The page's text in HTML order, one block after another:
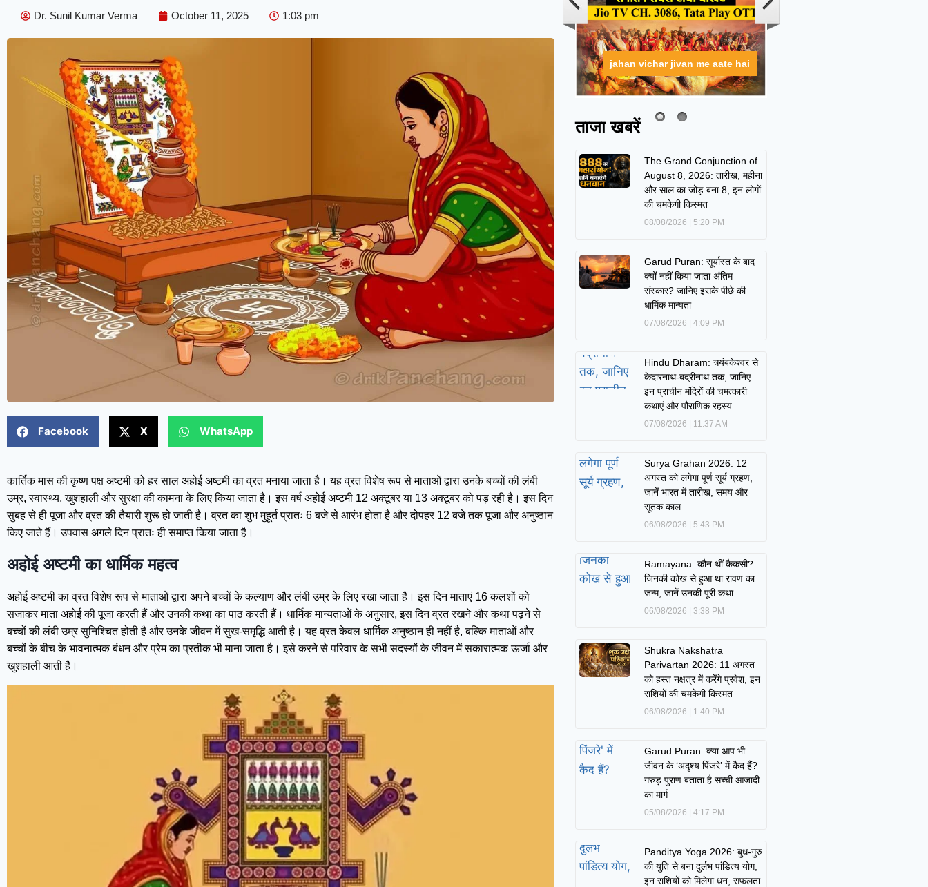
Dr. Sunil Kumar Verma October 11, 2025 1:03 pm
Facebook X WhatsApp
कार्तिक मास की कृष्ण पक्ष अष्टमी को हर साल अहोई अष्टमी का व्रत मनाया जाता है। यह व्रत विशेष रूप से माताओं द्वारा उनके बच्चों की लंबी
उम्र, स्वास्थ्य, खुशहाली और सुरक्षा की कामना के लिए किया जाता है। इस वर्ष अहोई अष्टमी 12 अक्टूबर या 13 अक्टूबर को पड़ रही है। इस दिन
सुबह से ही पूजा और व्रत की तैयारी शुरू हो जाती है। व्रत का शुभ मुहूर्त प्रातः 6 बजे से आरंभ होता है और दोपहर 12 बजे तक पूजा और अनुष्ठान
किए जाते हैं। उपवास अगले दिन प्रातः ही समाप्त किया जाता है।
अहोई अष्टमी का धार्मिक महत्व
अहोई अष्टमी का व्रत विशेष रूप से माताओं द्वारा अपने बच्चों के कल्याण और लंबी उम्र के लिए रखा जाता है। इस दिन माताएं 16 कलशों को
सजाकर माता अहोई की पूजा करती हैं और उनकी कथा का पाठ करती हैं। धार्मिक मान्यताओं के अनुसार, इस दिन व्रत रखने और कथा पढ़ने से
बच्चों की लंबी उम्र सुनिश्चित होती है और उनके जीवन में सुख-समृद्धि आती है। यह व्रत केवल धार्मिक अनुष्ठान ही नहीं है, बल्कि माताओं और
बच्चों के बीच के भावनात्मक बंधन और प्रेम का प्रतीक भी माना जाता है। इसे करने से परिवार के सभी सदस्यों के जीवन में सकारात्मक ऊर्जा और
खुशहाली आती है।
jahan vichar jivan me aate hai
ताजा खबरें
The Grand Conjunction of
August 8, 2026: तारीख, महीना
और साल का जोड़ बना 8, इन लोगों
की चमकेगी किस्मत
08/08/2026 5:20 PM
Garud Puran: सूर्यास्त के बाद
क्यों नहीं किया जाता अंतिम
संस्कार? जानिए इसके पीछे की
धार्मिक मान्यता
07/08/2026 4:09 PM
Hindu Dharam: त्र्यंबकेश्वर से
केदारनाथ-बद्रीनाथ तक, जानिए
इन प्राचीन मंदिरों की चमत्कारी
कथाएं और पौराणिक रहस्य
07/08/2026 11:37 AM
Surya Grahan 2026: 12
अगस्त को लगेगा पूर्ण सूर्य ग्रहण,
जानें भारत में तारीख, समय और
सूतक काल
06/08/2026 5:43 PM
Ramayana: कौन थीं कैकसी?
जिनकी कोख से हुआ था रावण का
जन्म, जानें उनकी पूरी कथा
06/08/2026 3:38 PM
Shukra Nakshatra
Parivartan 2026: 11 अगस्त
को हस्त नक्षत्र में करेंगे प्रवेश, इन
राशियों की चमकेगी किस्मत
06/08/2026 1:40 PM
Garud Puran: क्या आप भी
जीवन के ‘अदृश्य पिंजरे’ में कैद हैं?
गरुड़ पुराण बताता है सच्ची आजादी
का मार्ग
05/08/2026 4:17 PM
Panditya Yoga 2026: बुध-गुरु
की युति से बना दुर्लभ पांडित्य योग,
इन राशियों को मिलेगा धन, सफलता